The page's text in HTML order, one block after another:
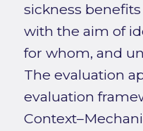
sickness
with the aim of
for whom, and
The evaluation
evaluation